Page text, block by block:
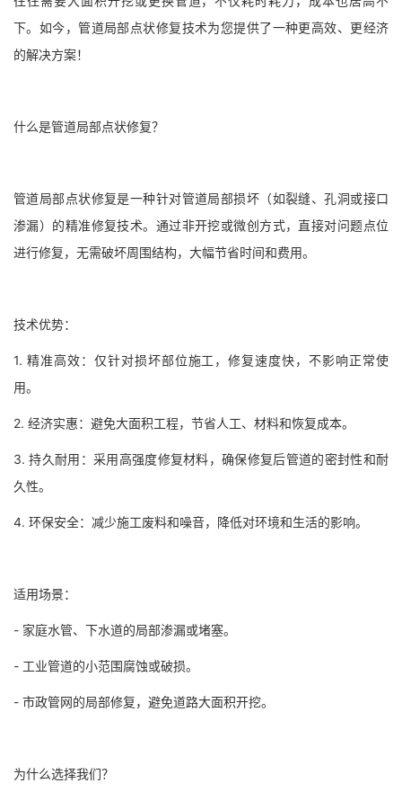
下。如今，管道局部点状修复技术为您提供了一种更高效、更经济
的解决方案！
什么是管道局部点状修复？
管道局部点状修复是一种针对管道局部损坏（如裂缝、孔洞或接口
渗漏）的精准修复技术。通过非开挖或微创方式，直接对问题点位
进行修复，无需破坏周围结构，大幅节省时间和费用。
技术优势：
1. 精准高效：仅针对损坏部位施工，修复速度快，不影响正常使
用。
2. 经济实惠：避免大面积工程，节省人工、材料和恢复成本。
3. 持久耐用：采用高强度修复材料，确保修复后管道的密封性和耐
久性。
4. 环保安全：减少施工废料和噪音，降低对环境和生活的影响。
适用场景：
- 家庭水管、下水道的局部渗漏或堵塞。
- 工业管道的小范围腐蚀或破损。
- 市政管网的局部修复，避免道路大面积开挖。
为什么选择我们？